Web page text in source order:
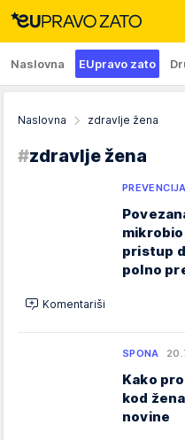
Naslovna EUpravo zato
Naslovna zdravlje žena
#zdravlje žena
pristup
polno
Komentariši
SPONA
Kako
kod
novine